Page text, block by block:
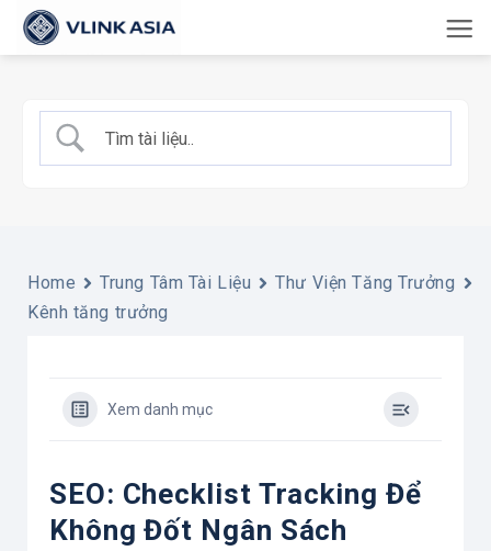
qua
dung
Home Trung Tâm Tài Liệu
Thư Viện Tăng Trưởng
Kênh tăng trưởng
Xem danh mục
SEO: Checklist Tracking Để
Không Đốt Ngân Sách